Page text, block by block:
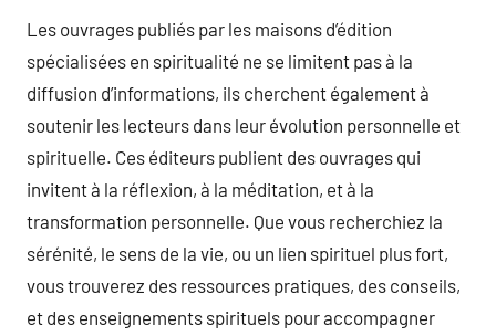
Les ouvrages publiés par les maisons d’édition
spécialisées en spiritualité ne se limitent pas à la
diffusion d’informations, ils cherchent également à
soutenir les lecteurs dans leur évolution personnelle et
spirituelle. Ces éditeurs publient des ouvrages qui
invitent à la réflexion, à la méditation, et à la
transformation personnelle. Que vous recherchiez la
sérénité, le sens de la vie, ou un lien spirituel plus fort,
vous trouverez des ressources pratiques, des conseils,
et des enseignements spirituels pour accompagner